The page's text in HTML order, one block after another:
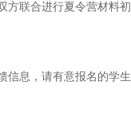
方联合进行夏令营材料
信息，请有意报名的学